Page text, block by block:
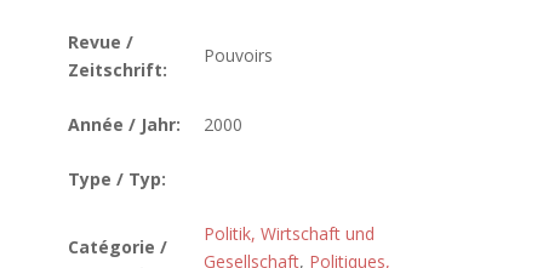
Revue /
Zeitschrift:
Pouvoirs
Année / Jahr: 2000
Type / Typ:
Catégorie /
Politik, Wirtschaft und
Gesellschaft, Politiques,